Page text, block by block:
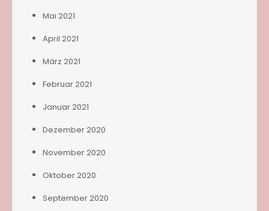
Mai 2021
April 2021
März 2021
Februar 2021
Januar 2021
Dezember 2020
November 2020
Oktober 2020
September 2020